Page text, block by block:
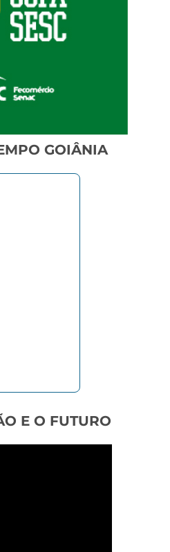
GOIÂNIA
E O FUTURO